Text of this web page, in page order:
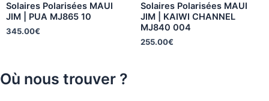
Solaires Polarisées MAUI
JIM | PUA MJ865 10
345.00€
Solaires Polarisées MAUI
JIM | KAIWI CHANNEL
MJ840 004
255.00€
Où nous trouver ?